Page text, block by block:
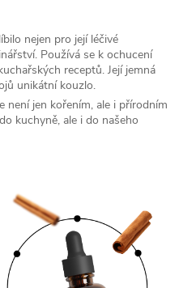
nejen pro její léčivé
Používá se k ochucení
receptů. Její jemná
unikátní kouzlo.
není jen kořením, ale i přírodním
kuchyně, ale i do našeho